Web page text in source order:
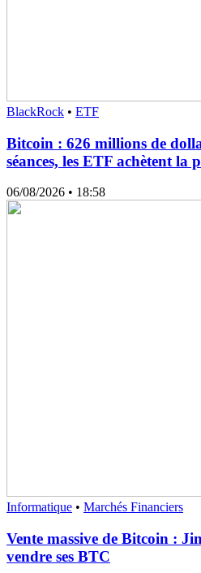
BlackRock • ETF
Bitcoin : 626 millions de
séances, les ETF achètent la
06/08/2026 • 18:58
Informatique • Marchés Financiers
Vente massive de Bitcoin :
vendre ses BTC